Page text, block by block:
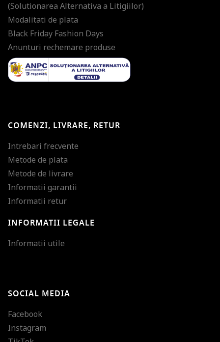
(Solutionarea Alternativa a Litigiilor)
Modalitati de plata
Black Friday Fashion Days
Anunturi rechemare produse
COMENZI, LIVRARE, RETUR
Intrebari frecvente
Metode de plata
Metode de livrare
Informatii garantii
Informatii retur
INFORMATII LEGALE
Informatii utile
SOCIAL MEDIA
Facebook
Instagram